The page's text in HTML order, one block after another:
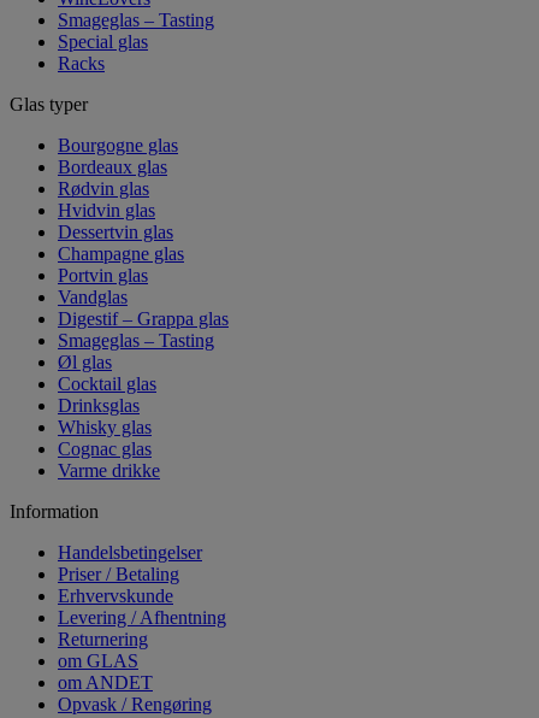
Smageglas – Tasting
Special glas
Racks
Glas typer
Bourgogne glas
Bordeaux glas
Rødvin glas
Hvidvin glas
Dessertvin glas
Champagne glas
Portvin glas
Vandglas
Digestif – Grappa glas
Smageglas – Tasting
Øl glas
Cocktail glas
Drinksglas
Whisky glas
Cognac glas
Varme drikke
Information
Handelsbetingelser
Priser / Betaling
Erhvervskunde
Levering / Afhentning
Returnering
om GLAS
om ANDET
Opvask / Rengøring